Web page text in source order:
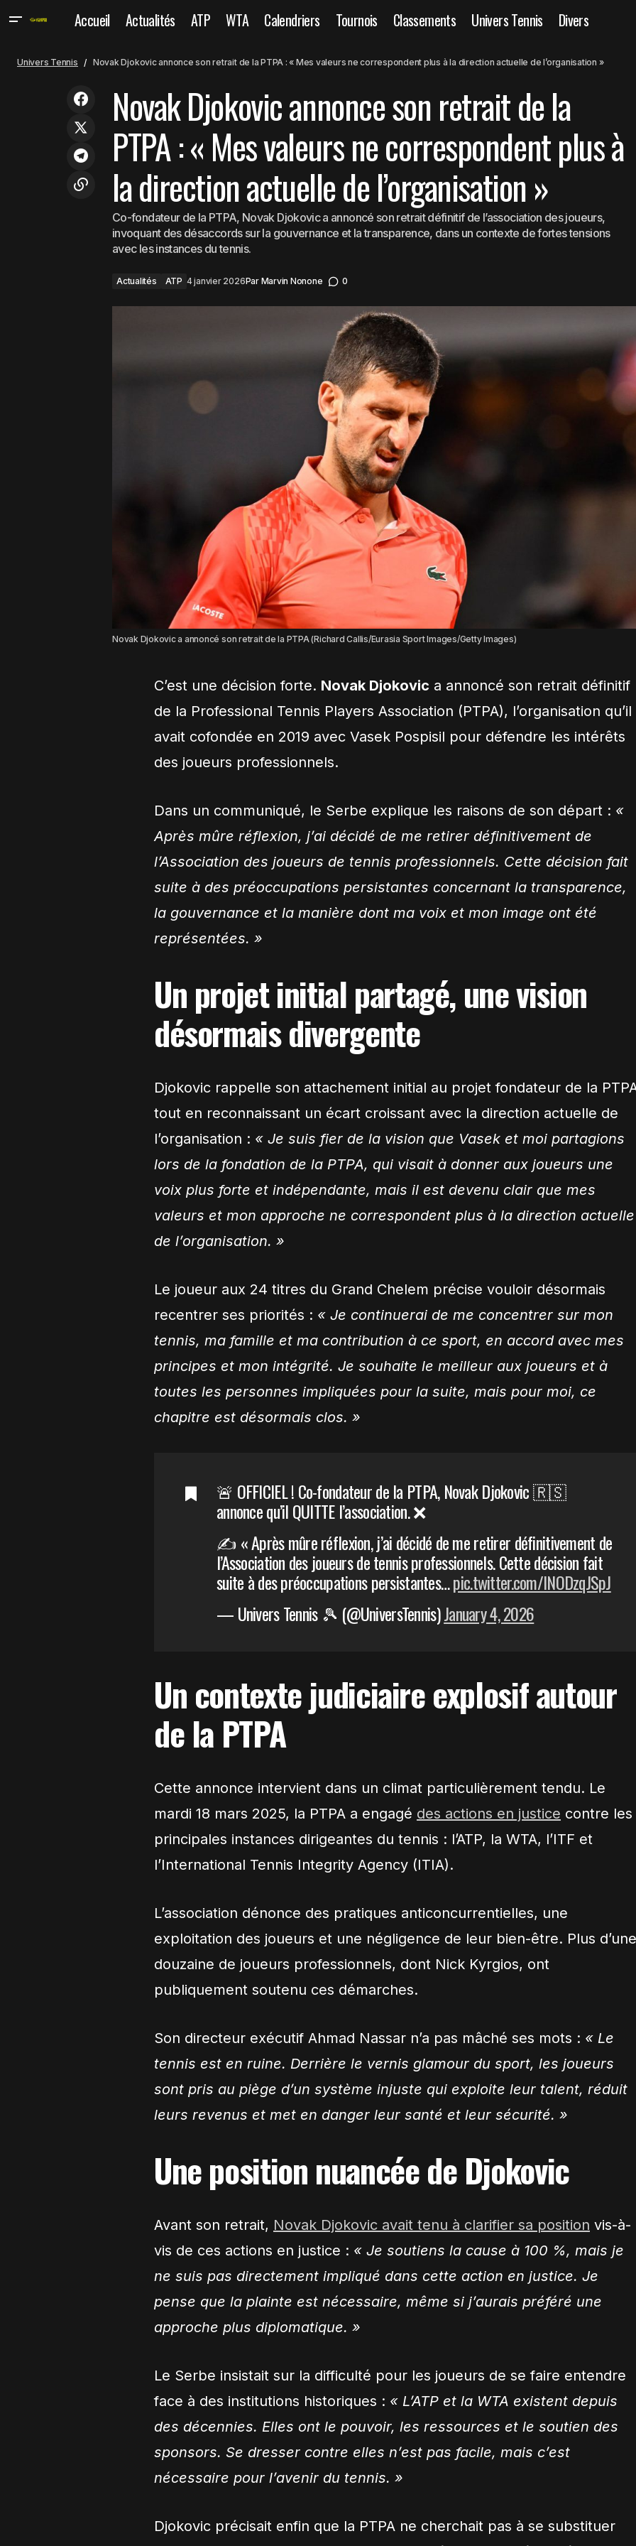
Accueil Actualités ATP WTA Calendriers Tournois Classements Univers Tennis Divers
Bencic fait tomber l'Italie de Paolini
ATP
Novak Djokovic annonce son retrait de la PTPA : « Mes valeurs ne
direction actuelle de l’organisation »
Univers Tennis Novak Djokovic annonce son retrait de la PTPA : « Mes valeurs ne correspondent plus à la direction actuelle de l’organisation »
Novak Djokovic annonce son retrait de la
PTPA : « Mes valeurs ne correspondent plus à
la direction actuelle de l’organisation »
Co-fondateur de la PTPA, Novak Djokovic a annoncé son retrait définitif de l’association des joueurs,
invoquant des désaccords sur la gouvernance et la transparence, dans un contexte de fortes tensions
avec les instances du tennis.
Actualités ATP 4 janvier 2026Par Marvin Nonone 0
Novak Djokovic a annoncé son retrait de la PTPA (Richard Callis/Eurasia Sport Images/Getty Images)
C’est une décision forte. Novak Djokovic a annoncé son retrait définitif
de la Professional Tennis Players Association (PTPA), l’organisation qu’il
avait cofondée en 2019 avec Vasek Pospisil pour défendre les intérêts
des joueurs professionnels.
Dans un communiqué, le Serbe explique les raisons de son départ : «
Après mûre réflexion, j’ai décidé de me retirer définitivement de
l’Association des joueurs de tennis professionnels. Cette décision fait
suite à des préoccupations persistantes concernant la transparence,
la gouvernance et la manière dont ma voix et mon image ont été
représentées. »
Un projet initial partagé, une vision
désormais divergente
Djokovic rappelle son attachement initial au projet fondateur de la
tout en reconnaissant un écart croissant avec la direction actuelle de
l’organisation : « Je suis fier de la vision que Vasek et moi partagions
lors de la fondation de la PTPA, qui visait à donner aux joueurs une
voix plus forte et indépendante, mais il est devenu clair que mes
valeurs et mon approche ne correspondent plus à la direction actuelle
de l’organisation. »
Le joueur aux 24 titres du Grand Chelem précise vouloir désormais
recentrer ses priorités : « Je continuerai de me concentrer sur mon
tennis, ma famille et ma contribution à ce sport, en accord avec mes
principes et mon intégrité. Je souhaite le meilleur aux joueurs et à
toutes les personnes impliquées pour la suite, mais pour moi, ce
chapitre est désormais clos. »
🚨 OFFICIEL ! Co-fondateur de la PTPA, Novak Djokovic 🇷🇸
annonce qu’il QUITTE l’association. ❌
✍️ « Après mûre réflexion, j’ai décidé de me retirer définitivement de
l’Association des joueurs de tennis professionnels. Cette décision fait
suite à des préoccupations persistantes…pic.twitter.com/INODzqJSpJ
— Univers Tennis 🎾 (@UniversTennis)January 4, 2026
Un contexte judiciaire explosif autour
de la PTPA
Cette annonce intervient dans un climat particulièrement tendu. Le
mardi 18 mars 2025, la PTPA a engagé des actions en justice contre les
principales instances dirigeantes du tennis : l’ATP, la WTA, l’ITF et
l’International Tennis Integrity Agency (ITIA).
L’association dénonce des pratiques anticoncurrentielles, une
exploitation des joueurs et une négligence de leur bien-être. Plus d’une
douzaine de joueurs professionnels, dont Nick Kyrgios, ont
publiquement soutenu ces démarches.
Son directeur exécutif Ahmad Nassar n’a pas mâché ses mots : « Le
tennis est en ruine. Derrière le vernis glamour du sport, les joueurs
sont pris au piège d’un système injuste qui exploite leur talent, réduit
leurs revenus et met en danger leur santé et leur sécurité. »
Une position nuancée de Djokovic
Avant son retrait, Novak Djokovic avait tenu à clarifier sa position vis-à-
vis de ces actions en justice : « Je soutiens la cause à 100 %, mais je
ne suis pas directement impliqué dans cette action en justice. Je
pense que la plainte est nécessaire, même si j’aurais préféré une
approche plus diplomatique. »
Le Serbe insistait sur la difficulté pour les joueurs de se faire entendre
face à des institutions historiques : « L’ATP et la WTA existent depuis
des décennies. Elles ont le pouvoir, les ressources et le soutien des
sponsors. Se dresser contre elles n’est pas facile, mais c’est
nécessaire pour l’avenir du tennis. »
Djokovic précisait enfin que la PTPA ne cherchait pas à se substituer